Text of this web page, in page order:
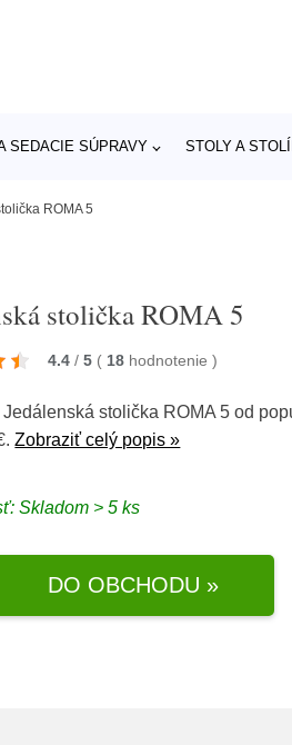
SEDACIE SÚPRAVY STOLY A
ROMA 5
stolička ROMA 5
4.4 / 5 ( 18 hodnotenie)
stolička ROMA 5 od
Zobraziť celý popis »
Skladom > 5 ks
DO OBCHODU »